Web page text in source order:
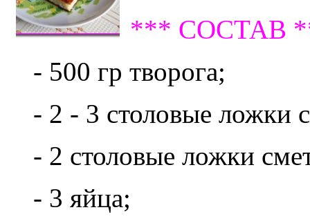
*** СОСТАВ
- 500 гр творога;
- 2 - 3 столовые ложки
- 2 столовые ложки
- 3 яйца;